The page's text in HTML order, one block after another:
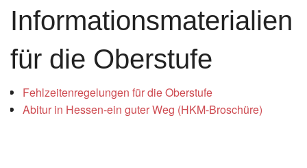
Informationsmaterialien
für die Oberstufe
Fehlzeitenregelungen für die Oberstufe
Abitur in Hessen-ein guter Weg (HKM-Broschüre)